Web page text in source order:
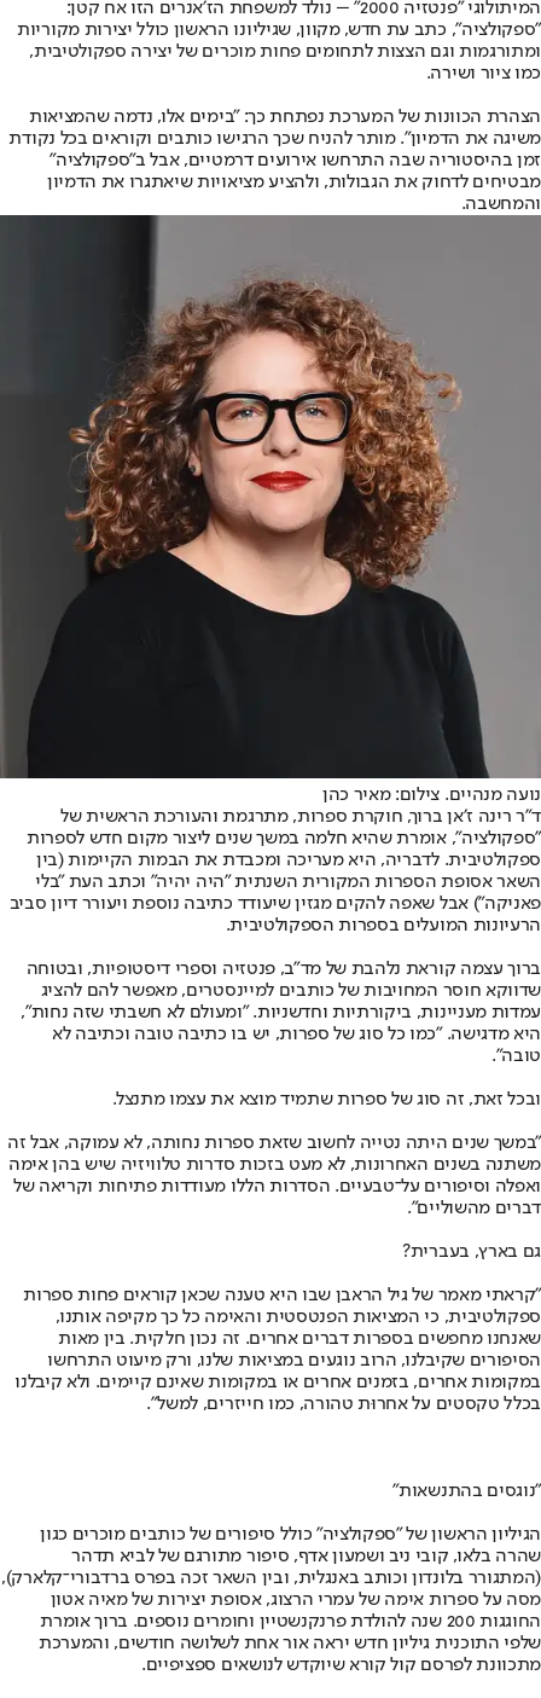
המיתולוגי "פנטזיה 2000" – נולד למשפחת הז׳אנרים הזו אח קטן:
״ספקולציה״, כתב עת חדש, מקוון, שגיליונו הראשון כולל יצירות מקוריות
ומתורגמות וגם הצצות לתחומים פחות מוכרים של יצירה ספקולטיבית,
כמו ציור ושירה.
הצהרת הכוונות של המערכת נפתחת כך: ״בימים אלו, נדמה שהמציאות
משיגה את הדמיון". מותר להניח שכך הרגישו כותבים וקוראים בכל נקודת
זמן בהיסטוריה שבה התרחשו אירועים דרמטיים, אבל ב״ספקולציה״
מבטיחים לדחוק את הגבולות, ולהציע מציאויות שיאתגרו את הדמיון
והמחשבה.
נועה מנהיים. צילום: מאיר כהן
ד״ר רינה ז׳אן ברוך, חוקרת ספרות, מתרגמת והעורכת הראשית של
"ספקולציה", אומרת שהיא חלמה במשך שנים ליצור מקום חדש לספרות
ספקולטיבית. לדבריה, היא מעריכה ומכבדת את הבמות הקיימות (בין
השאר אסופת הספרות המקורית השנתית ״היה יהיה״ וכתב העת ״בלי
פאניקה״) אבל שאפה להקים מגזין שיעודד כתיבה נוספת ויעורר דיון סביב
הרעיונות המועלים בספרות הספקולטיבית.
ברוך עצמה קוראת נלהבת של מד״ב, פנטזיה וספרי דיסטופיות, ובטוחה
שדווקא חוסר המחויבות של כותבים למיינסטרים, מאפשר להם להציג
עמדות מעניינות, ביקורתיות וחדשניות. ״ומעולם לא חשבתי שזה נחות״,
היא מדגישה. ״כמו כל סוג של ספרות, יש בו כתיבה טובה וכתיבה לא
טובה״.
ובכל זאת, זה סוג של ספרות שתמיד מוצא את עצמו מתנצל.
״במשך שנים היתה נטייה לחשוב שזאת ספרות נחותה, לא עמוקה, אבל זה
משתנה בשנים האחרונות, לא מעט בזכות סדרות טלוויזיה שיש בהן אימה
ואפלה וסיפורים על־טבעיים. הסדרות הללו מעודדות פתיחות וקריאה של
דברים מהשוליים".
גם בארץ, בעברית?
״קראתי מאמר של גיל הראבן שבו היא טענה שכאן קוראים פחות ספרות
ספקולטיבית, כי המציאות הפנטסטית והאימה כל כך מקיפה אותנו,
שאנחנו מחפשים בספרות דברים אחרים. זה נכון חלקית. בין מאות
הסיפורים שקיבלנו, הרוב נוגעים במציאות שלנו, ורק מיעוט התרחשו
במקומות אחרים, בזמנים אחרים או במקומות שאינם קיימים. ולא קיבלנו
בכלל טקסטים על אחרוּת טהורה, כמו חייזרים, למשל".
"נוגסים בהתנשאות"
הגיליון הראשון של ״ספקולציה״ כולל סיפורים של כותבים מוכרים כגון
שהרה בלאו, קובי ניב ושמעון אדף, סיפור מתורגם של לביא תדהר
(המתגורר בלונדון וכותב באנגלית, ובין השאר זכה בפרס ברדבורי־קלארק),
מסה על ספרות אימה של עמרי הרצוג, אסופת יצירות של מאיה אטון
החוגגות 200 שנה להולדת פרנקנשטיין וחומרים נוספים. ברוך אומרת
שלפי התוכנית גיליון חדש יראה אור אחת לשלושה חודשים, והמערכת
מתכוונת לפרסם קול קורא שיוקדש לנושאים ספציפיים.